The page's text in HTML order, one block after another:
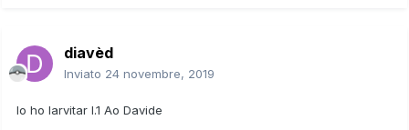
diavèd
Inviato 24 novembre, 2019
Io ho larvitar l.1 Ao Davide